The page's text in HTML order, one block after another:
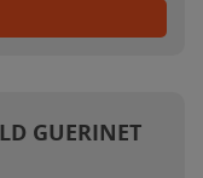
GUERINET